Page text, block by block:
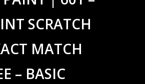
SCRATCH
MATCH
– BASIC